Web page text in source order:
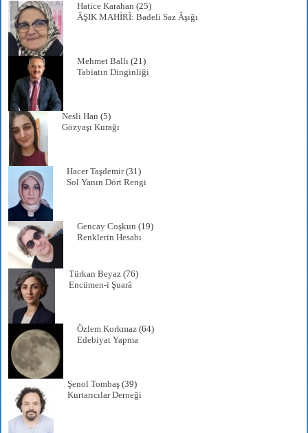
Hatice Karahan (25)
ÂŞIK MAHİRÎ: Badeli Saz Âşığı
Mehmet Ballı (21)
Tabiatın Dinginliği
Nesli Han (5)
Gözyaşı Kurağı
Hacer Taşdemir(31)
Sol Yanın Dört Rengi
Gencay Coşkun (19)
Renklerin Hesabı
Türkan Beyaz (76)
Encümen-i Şuarâ
Özlem Korkmaz (64)
Edebiyat Yapma
Şenol Tombaş (39)
Kurtarıcılar Derneği